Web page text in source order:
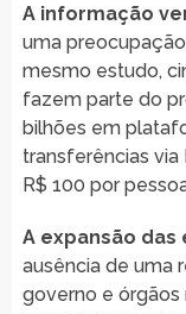
A informação
uma
mesmo estudo,
fazem parte do
bilhões em
transferências via
R$ 100 por
A expansão
ausência de uma
governo e órgãos